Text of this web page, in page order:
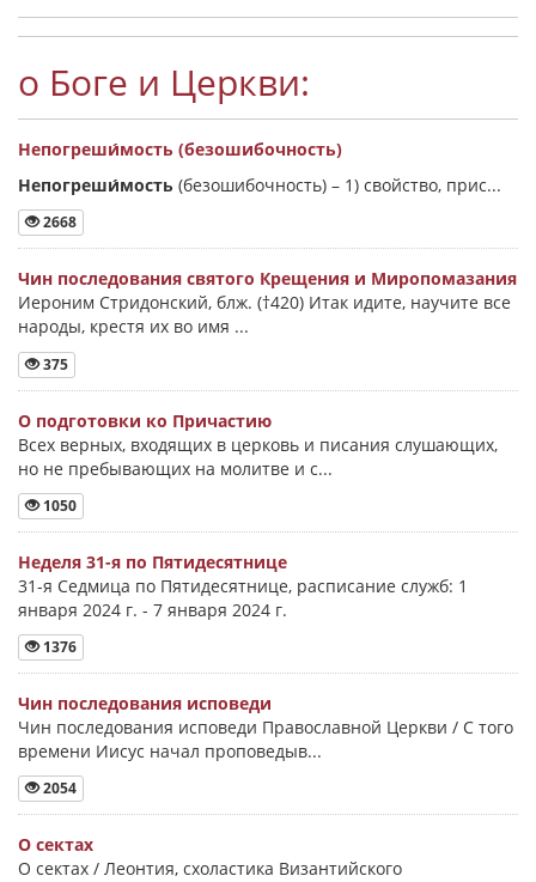
о Боге и Церкви:
Непогреши́мость (безошибочность)
Непогреши́мость (безошибочность) – 1) свойство, прис...
2668
Чин последования святого Крещения и Миропомазания
Иероним Стридонский, блж. (†420) Итак идите, научите все
народы, крестя их во имя ...
375
О подготовки ко Причастию
Всех верных, входящих в церковь и писания слушающих,
но не пребывающих на молитве и с...
1050
Неделя 31-я по Пятидесятнице
31-я Седмица по Пятидесятнице, расписание служб: 1
января 2024 г. - 7 января 2024 г.
1376
Чин последования исповеди
Чин последования исповеди Православной Церкви / С того
времени Иисус начал проповедыв...
2054
О сектах
О сектах / Леонтия, схоластика Византийского